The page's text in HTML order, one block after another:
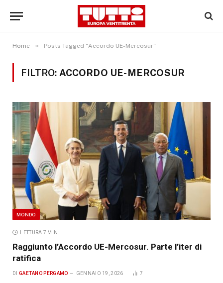
Home » Posts Tagged "Accordo UE-Mercosur"
FILTRO: ACCORDO UE-MERCOSUR
MONDO
LETTURA 7 MIN.
Raggiunto l’Accordo UE-Mercosur. Parte l’iter di
ratifica
DI GAETANO PERGAMO GENNAIO 19, 2026 7